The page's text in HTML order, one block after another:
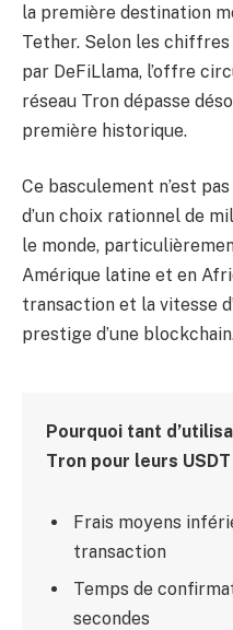
la première destination
Tether. Selon les
par DeFiLlama, l’offre
réseau Tron dépasse
première historique.
Ce basculement n’est
d’un choix rationnel de
le monde,
Amérique latine et en
transaction et la vitesse
prestige d’une
Pourquoi tant
Tron pour leurs USDT
Frais moyens
transaction
Temps de
secondes